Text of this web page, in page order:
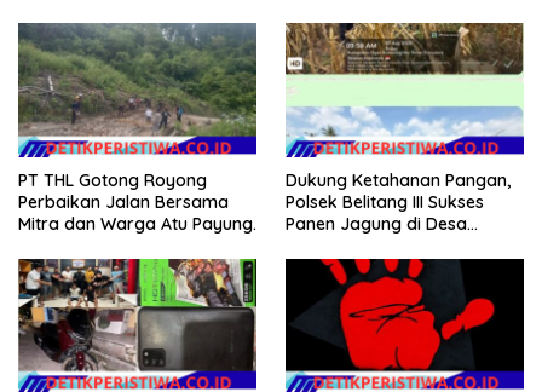
Kapal Karam di Perairan
Mengkikip Kepulauan Meranti
Membakarnya
PT THL Gotong Royong
Perbaikan Jalan Bersama
Mitra dan Warga Atu Payung.
Dukung Ketahanan Pangan,
Polsek Belitang III Sukses
Panen Jagung di Desa